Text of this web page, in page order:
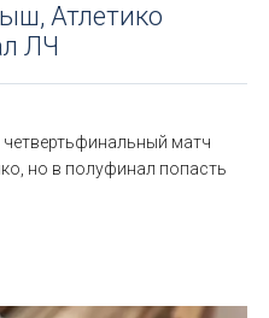
Атлетико
ЛЧ
матч
но в полуфинал попасть